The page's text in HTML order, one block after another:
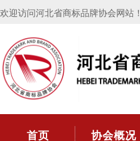
欢迎访问河北省商标品牌协会网站！
首页 协会概况